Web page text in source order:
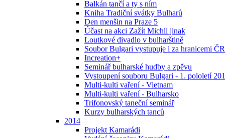
Balkán tančí a ty s ním
Kniha Tradiční svátky Bulharů
Den menšin na Praze 5
Účast na akci Zažít Michli jinak
Loutkové divadlo v bulharštině
Soubor Bulgari vystupuje i za hranicemi ČR
Increation+
Seminář bulharské hudby a zpěvu
Vystoupení souboru Bulgari - 1. pololetí
Multi-kulti vaření - Vietnam
Multi-kulti vaření - Bulharsko
Trifonovský taneční seminář
Kurzy bulharských tanců
2014
Projekt Kamarádi